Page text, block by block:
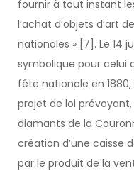
fournir à tout instant
l’achat d’objets d’art
nationales » [7]. Le 14
symbolique pour celui
fête nationale en
projet de loi prévoyant,
diamants de la
création d’une caisse
par le produit de la